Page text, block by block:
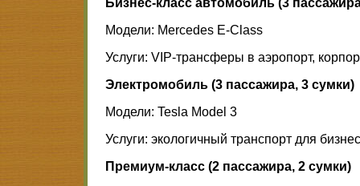
Бизнес-класс автомобиль (3
Модели: Mercedes E-Class
Услуги: VIP-трансферы в аэропорт,
Электромобиль (3 пассажира, 3 сумки)
Модели: Tesla Model 3
Услуги: экологичный транспорт для
Премиум-класс (2 пассажира, 2 сумки)